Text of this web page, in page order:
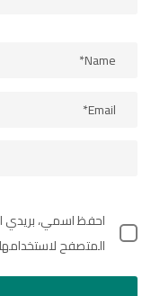
احفظ اسمي، بريدي
المتصفح